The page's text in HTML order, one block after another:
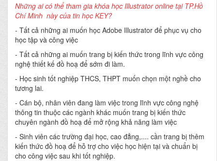
Những ai có thể tham gia khóa học Illustrator online tại TP.Hồ
Chí Minh này của tin học KEY?
- Tất cả những ai muốn học Adobe Illustrator để phục vụ cho
học tập và công việc
- Tất cả những ai muốn trang bị kiến thức trong lĩnh vực công
nghệ thiết kế đồ hoạ để sớm đi làm.
- Học sinh tốt nghiệp THCS, THPT muốn chọn một nghề cho
tương lai.
- Cán bộ, nhân viên đang làm việc trong lĩnh vực công nghệ
thông tin thuộc các ngành khác muốn trang bị kiến thức
chuyên ngành đồ hoạ để mở rộng khả năng làm việc
- Sinh viên các trường đại học, cao đẳng,.... cần trang bị thêm
kiến thức đồ hoạ để hỗ trợ cho việc học hiện tại và chuẩn bị
cho công việc sau khi tốt nghiệp.